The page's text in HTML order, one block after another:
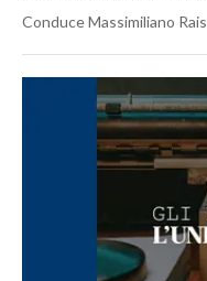
Conduce Massimiliano Rais